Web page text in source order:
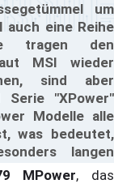
um
auch eine Reihe
tragen den
MSI wieder
sind aber
"XPower"
Modelle alle
was bedeutet,
langen
MPower, das